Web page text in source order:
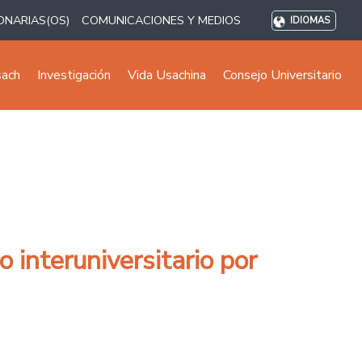
COMUNICACIONES Y MEDIOS IDIOMAS
Investigación Vida Usachina Consejo Universitario
interuniversitario por